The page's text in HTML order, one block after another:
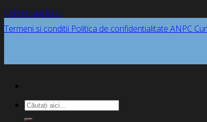
Citește mai mult
Termeni si conditii Politica de confidentialitate ANPC
Caută
după: